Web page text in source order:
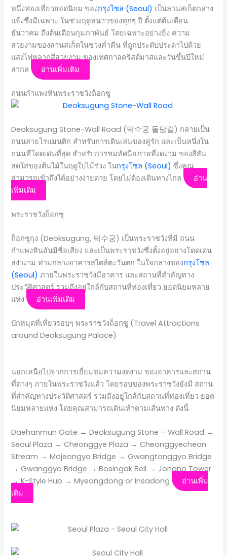
หนึ่งท่องเที่ยวยอดนิยม ของกรุงโซล (Seoul) เป็นลานสเก็ตกลาง
แจ้งซึ่งมีเฉพาะ ในช่วงฤดูหนาวของทุกๆ ปี ตั้งแต่ต้นเดือน
ธันวาคม ถึงต้นเดือนกุมภาพันธ์ โดยเฉพาะอย่างยิ่ง ความ
สวยงามของลานสเก็ตในช่วงค่ำคีน ที่ถูกประดับประดาไปด้วย
แสงไฟหลากสีสวยงาม ของเทศกาลคริสต์มาสและวันขึ้นปีใหม่
สากล
อ่านเพิ่มเติม
ถนนกำแพงหินพระราชวังถ็อกซู
Deoksugung Stone-Wall Road (덕수궁 돌담길) กลายเป็น
ถนนสายโรแมนติก สำหรับการเดินเล่นของคู่รัก และเป็นหนึ่งใน
ถนนที่โดดเด่นที่สุด สำหรับการชมทัศนียภาพที่งดงาม ของสีสัน
สดใสของต้นไม้ในฤดูใบไม้ร่วง ในกรุงโซล (Seoul) ซึ่งคุณ
สามารถเข้าถึงได้อย่างง่ายดาย โดยไม่ต้องเดินทางไกล
อ่าน
เพิ่มเติม
พระราชวังถ็อกซู
ถ็อกซูกุง (Deoksugung, 덕수궁) เป็นพระราชวังที่มี ถนน
กำแพงหินอันมีชื่อเสียง และเป็นพระราชวังซึ่งตั้งอยู่อย่างโดดเด่น
สง่างาม ท่ามกลางอาคารสไตล์ตะวันตก ในใจกลางของกรุงโซล
(Seoul) ภายในพระราชวังมีอาคาร และสถานที่สำคัญทาง
ประวัติศาสตร์ รวมถึงอยู่ใกล้กับสถานที่ท่องเที่ยว ยอดนิยมหลาย
แห่ง
อ่านเพิ่มเติม
ปักหมุดที่เที่ยวรอบๆ พระราชวังถ็อกซู (Travel Attractions
around Deoksugung Palace)
นอกเหนือไปจากการเยี่ยมชมความงดงาม ของอาคารและสถาน
ที่ต่างๆ ภายในพระราชวังแล้ว โดยรอบของพระราชวังยังมี สถาน
ที่สำคัญทางประวัติศาสตร์ รวมถึงอยู่ใกล้กับสถานที่ท่องเที่ยว ยอด
นิยมหลายแห่ง โดยคุณสามารถเดินเท้าตามเส้นทาง ดังนี้
Daehanmun Gate → Deoksugung Stone – Wall Road →
Seoul Plaza → Cheonggye Plaza → Cheonggyecheon
Stream → Mojeongyo Bridge → Gwangtonggyo Bridge
→ Gwanggyo Bridge → Bosingak Bell → Jongno Tower
→ K-Style Hub → Myeongdong or Insadong
อ่านเพิ่ม
เติม